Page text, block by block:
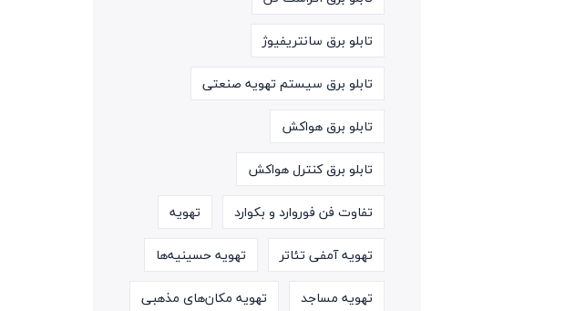
تابلو برق سانتریفیوژ
تابلو برق سیستم تهویه صنعتی
تابلو برق هواکش
تابلو برق کنترل هواکش
تفاوت فن فوروارد و بکوارد
تهویه
تهویه آمفی تئاتر
تهویه حسینیه‌ها
تهویه مساجد
تهویه مکان‌های مذهبی